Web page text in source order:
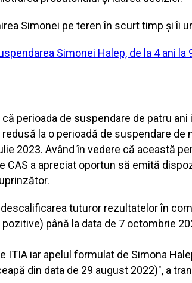
Simonei pe teren în scurt timp și îi
Simonei Halep, de la 4 ani la
perioada de suspendare de patru ani
la o perioadă de suspendare de
2023. Având în vedere că această
CAS a apreciat oportun să emită
tuturor rezultatelor în
până la data de 7 octombrie
ITIA iar apelul formulat de Simona
din data de 29 august 2022)", a